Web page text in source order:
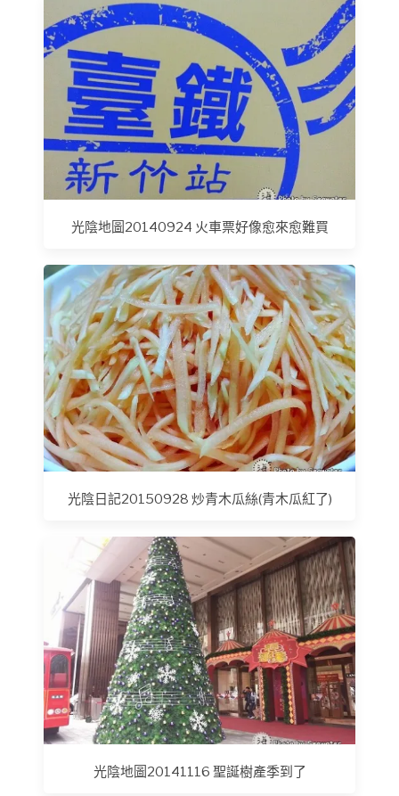
光陰地圖20140924 火車票好像愈來愈難買
光陰日記20150928 炒青木瓜絲(青木瓜紅了)
光陰地圖20141116 聖誕樹產季到了